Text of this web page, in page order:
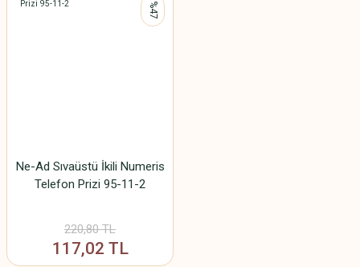
%47
Ne-Ad Sıvaüstü İkili Numeris
Telefon Prizi 95-11-2
220,80 TL
117,02 TL